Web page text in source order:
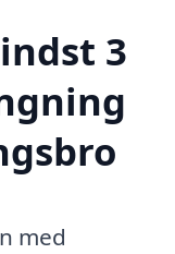
3
med